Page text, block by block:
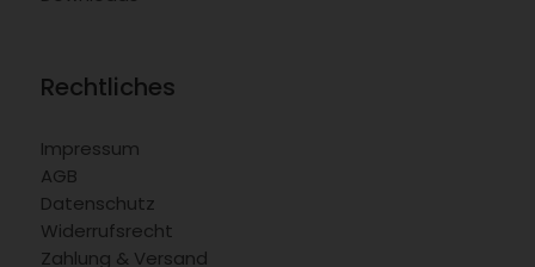
Rechtliches
Impressum
AGB
Datenschutz
Widerrufsrecht
Zahlung & Versand